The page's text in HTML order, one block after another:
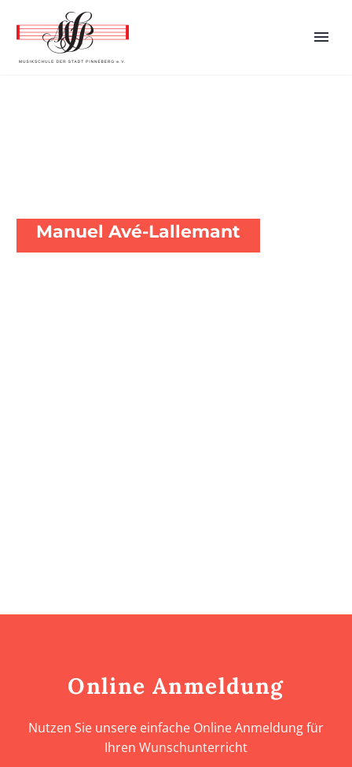
Manuel Avé-Lallemant
Online Anmeldung
Nutzen Sie unsere einfache Online Anmeldung für
Ihren Wunschunterricht